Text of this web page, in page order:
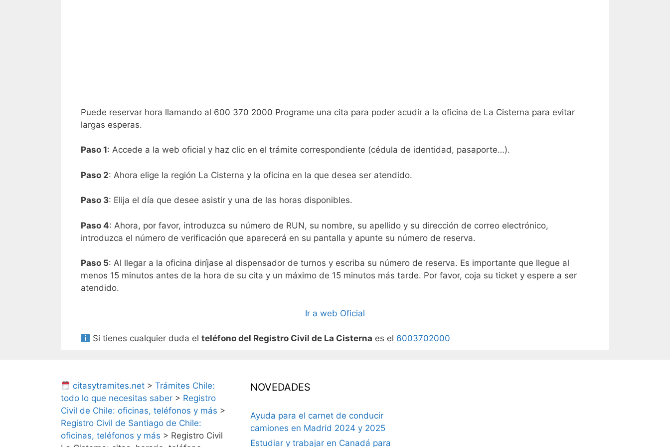
Puede reservar hora llamando al 600 370 2000 Programe una cita para poder acudir a la oficina de La Cisterna para evitar
largas esperas.
Paso 1: Accede a la web oficial y haz clic en el trámite correspondiente (cédula de identidad, pasaporte…).
Paso 2: Ahora elige la región La Cisterna y la oficina en la que desea ser atendido.
Paso 3: Elija el día que desee asistir y una de las horas disponibles.
Paso 4: Ahora, por favor, introduzca su número de RUN, su nombre, su apellido y su dirección de correo electrónico,
introduzca el número de verificación que aparecerá en su pantalla y apunte su número de reserva.
Paso 5: Al llegar a la oficina diríjase al dispensador de turnos y escriba su número de reserva. Es importante que llegue al
menos 15 minutos antes de la hora de su cita y un máximo de 15 minutos más tarde. Por favor, coja su ticket y espere a ser
atendido.
Ir a web Oficial
Si tienes cualquier duda elteléfono del Registro Civil de La Cisterna es el 6003702000
citasytramites.net >Trámites Chile:
todo lo que necesitas saber > Registro
Civil de Chile: oficinas, teléfonos y más >
Registro Civil de Santiago de Chile:
oficinas, teléfonos y más > Registro Civil
NOVEDADES
Ayuda para el carnet de conducir
camiones en Madrid 2024 y 2025
Estudiar y trabajar en Canadá para